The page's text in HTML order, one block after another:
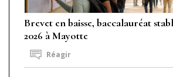
Brevet en baisse, baccalauréat
2026 à Mayotte
Réagir